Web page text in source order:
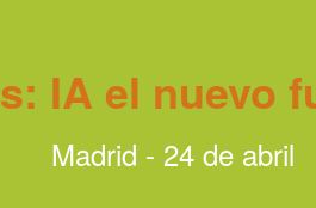
IA el nuevo
Madrid - 24 de abril